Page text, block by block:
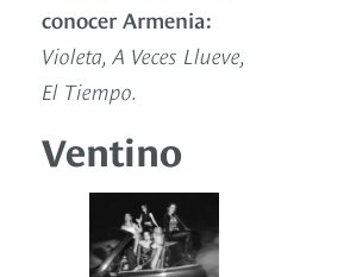
conocer Armenia:
Violeta, A Veces Llueve,
El Tiempo.
Ventino